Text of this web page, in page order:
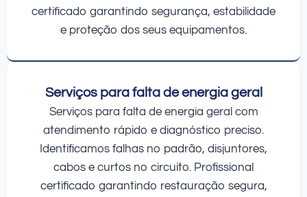
certificado garantindo segurança, estabilidade
e proteção dos seus equipamentos.
Serviços para falta de energia geral
Serviços para falta de energia geral com
atendimento rápido e diagnóstico preciso.
Identificamos falhas no padrão, disjuntores,
cabos e curtos no circuito. Profissional
certificado garantindo restauração segura,